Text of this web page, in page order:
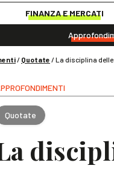
FINANZA E MERCATI
/ Quotate /La disciplina
Quotate